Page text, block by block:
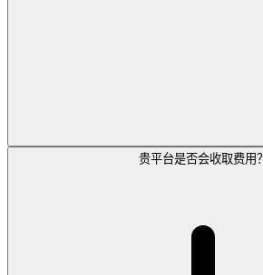
贵平台是否会收取费用？